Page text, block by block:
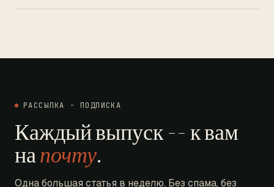
РАССЫЛКА - ПОДПИСКА
Каждый выпуск -- к вам
напочту.
Одна большая статья в неделю. Без спама, без